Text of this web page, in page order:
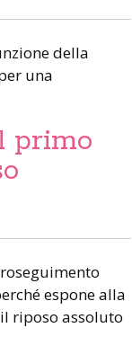
della
una
primo
espone alla
riposo assoluto